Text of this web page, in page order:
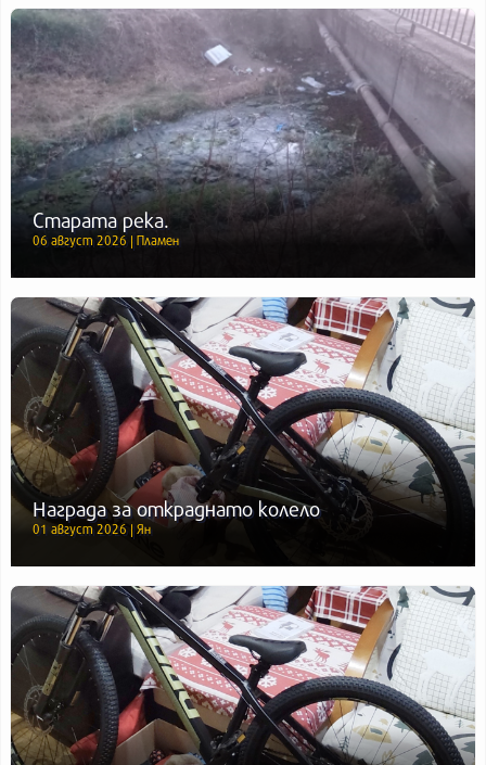
Старата река.
06 август 2026 | Пламен
Награда за откраднато колело
01 август 2026 | Ян